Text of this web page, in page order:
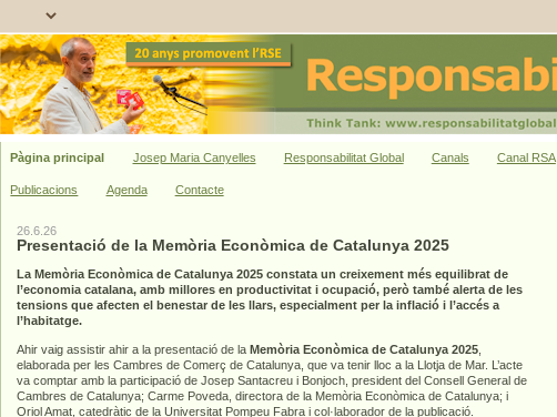
Pàgina principal Josep Maria Canyelles Responsabilitat Global Canals Canal RSA
Publicacions Agenda Contacte
26.6.26
Presentació de la Memòria Econòmica de Catalunya 2025
La Memòria Econòmica de Catalunya 2025 constata un creixement més equilibrat de
l’economia catalana, amb millores en productivitat i ocupació, però també alerta de les
tensions que afecten el benestar de les llars, especialment per la inflació i l’accés a
l’habitatge.
Ahir vaig assistir ahir a la presentació de la Memòria Econòmica de Catalunya 2025
elaborada per les Cambres de Comerç de Catalunya, que va tenir lloc a la Llotja de Mar. L’acte
va comptar amb la participació de Josep Santacreu i Bonjoch, president del Consell General de
Cambres de Catalunya; Carme Poveda, directora de la Memòria Econòmica de Catalunya; i
Oriol Amat, catedràtic de la Universitat Pompeu Fabra i col·laborador de la publicació.